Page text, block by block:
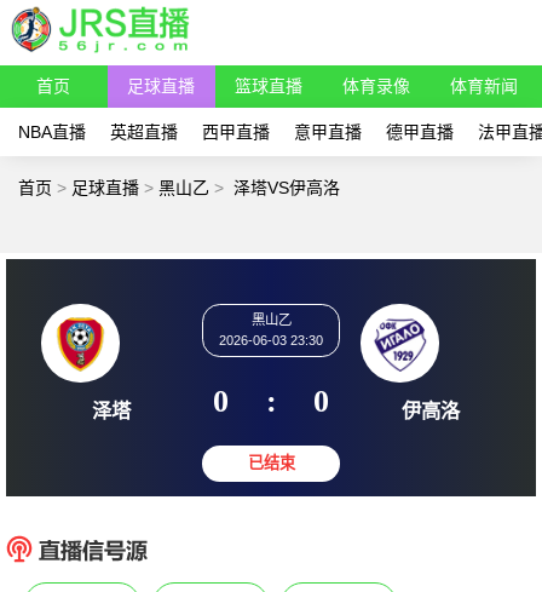
首页 足球直播 篮球直播 体育录像 体育新闻
NBA直播 英超直播 西甲直播 意甲直播 德甲直播 法甲直
首页 > 足球直播 > 黑山乙 > 泽塔VS伊高洛
泽塔
黑山乙
2026-06-03 23:30
0 : 0 伊